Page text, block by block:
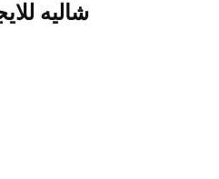
شاليه